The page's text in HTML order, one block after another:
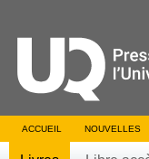
ACCUEIL NOUVELLES